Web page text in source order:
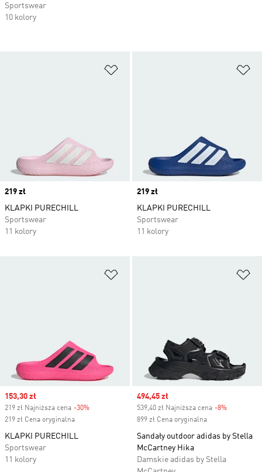
Price
219 zł
KLAPKI PURECHILL
Sportswear
11 kolory
Price
219 zł
KLAPKI PURECHILL
Sportswear
11 kolory
Sale price
153,30 zł
219 zł Najniższa cena -30%
219 zł Cena oryginalna
KLAPKI PURECHILL
Sportswear
11 kolory
Sale price
494,45 zł
539,40 zł Najniższa cena -8%
899 zł Cena oryginalna
Sandały outdoor adidas by Stella
McCartney Hika
Damskie adidas by Stella
Sportswear
10 kolory